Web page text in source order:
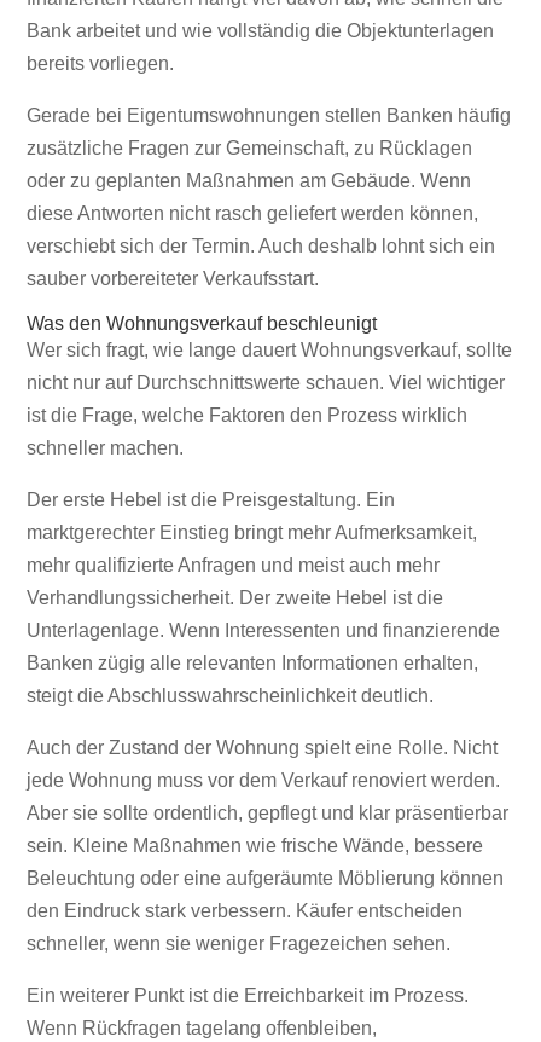
Bank arbeitet und wie vollständig die Objektunterlagen
bereits vorliegen.
Gerade bei Eigentumswohnungen stellen Banken häufig
zusätzliche Fragen zur Gemeinschaft, zu Rücklagen
oder zu geplanten Maßnahmen am Gebäude. Wenn
diese Antworten nicht rasch geliefert werden können,
verschiebt sich der Termin. Auch deshalb lohnt sich ein
sauber vorbereiteter Verkaufsstart.
Was den Wohnungsverkauf beschleunigt
Wer sich fragt, wie lange dauert Wohnungsverkauf, sollte
nicht nur auf Durchschnittswerte schauen. Viel wichtiger
ist die Frage, welche Faktoren den Prozess wirklich
schneller machen.
Der erste Hebel ist die Preisgestaltung. Ein
marktgerechter Einstieg bringt mehr Aufmerksamkeit,
mehr qualifizierte Anfragen und meist auch mehr
Verhandlungssicherheit. Der zweite Hebel ist die
Unterlagenlage. Wenn Interessenten und finanzierende
Banken zügig alle relevanten Informationen erhalten,
steigt die Abschlusswahrscheinlichkeit deutlich.
Auch der Zustand der Wohnung spielt eine Rolle. Nicht
jede Wohnung muss vor dem Verkauf renoviert werden.
Aber sie sollte ordentlich, gepflegt und klar präsentierbar
sein. Kleine Maßnahmen wie frische Wände, bessere
Beleuchtung oder eine aufgeräumte Möblierung können
den Eindruck stark verbessern. Käufer entscheiden
schneller, wenn sie weniger Fragezeichen sehen.
Ein weiterer Punkt ist die Erreichbarkeit im Prozess.
Wenn Rückfragen tagelang offenbleiben,